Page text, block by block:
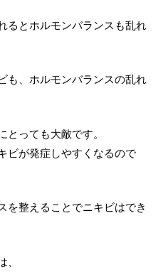
るとホルモンバランスも乱れ
も、ホルモンバランスの乱れ
とっても大敵です。
ビが発症しやすくなるので
を整えることでニキビはでき
、